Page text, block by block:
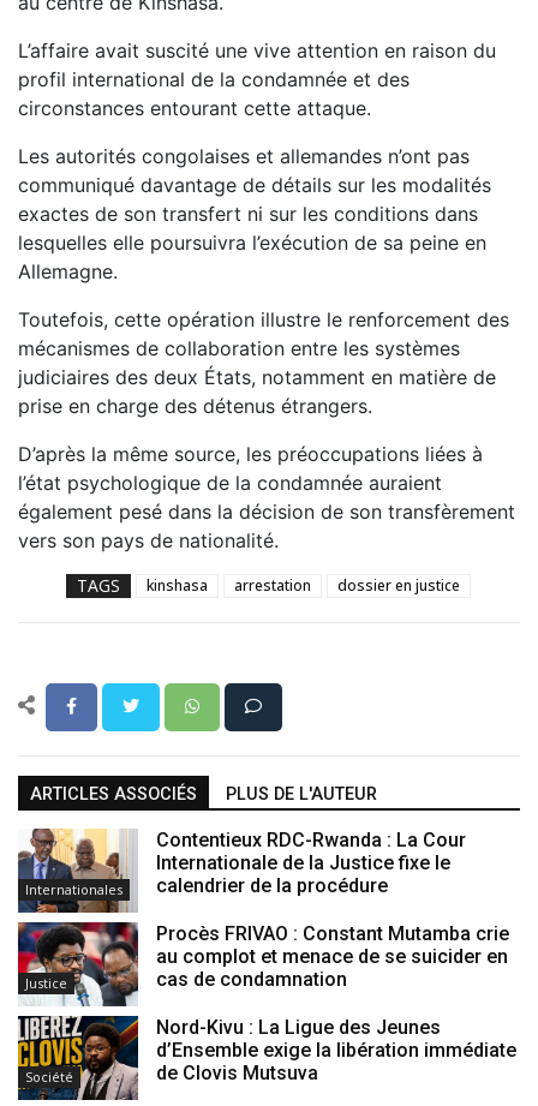
L’affaire avait suscité une vive attention en raison du
profil international de la condamnée et des
circonstances entourant cette attaque.
Les autorités congolaises et allemandes n’ont pas
communiqué davantage de détails sur les modalités
exactes de son transfert ni sur les conditions dans
lesquelles elle poursuivra l’exécution de sa peine en
Allemagne.
Toutefois, cette opération illustre le renforcement des
mécanismes de collaboration entre les systèmes
judiciaires des deux États, notamment en matière de
prise en charge des détenus étrangers.
D’après la même source, les préoccupations liées à
l’état psychologique de la condamnée auraient
également pesé dans la décision de son transfèrement
vers son pays de nationalité.
TAGS kinshasa arrestation dossier en justice
ARTICLES ASSOCIÉS PLUS DE L'AUTEUR
Internationales
Contentieux RDC-Rwanda : La Cour
Internationale de la Justice fixe le
calendrier de la procédure
Justice
Procès FRIVAO : Constant Mutamba crie
au complot et menace de se suicider en
cas de condamnation
Société
Nord-Kivu : La Ligue des Jeunes
d’Ensemble exige la libération immédiate
de Clovis Mutsuva